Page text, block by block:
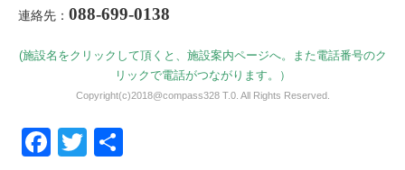
連絡先： 088-699-0138
(施設名をクリックして頂くと、施設案内ページへ。また電話番号のク
リックで電話がつながります。）
Copyright(c)2018@compass328 T.0. All Rights Reserved.
FacebookTwitter